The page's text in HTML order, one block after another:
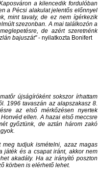
a kilencedik fordulóban
a Pécsi alakulat jelentős előnnyel
mint tavaly, de ez nem ígérkezik
szezonban. A mai találkozón a
de azért szeretnénk
bajuszát - nyilatkozta Bonifert
újságíróként sokszor írhattam
1996 tavaszán az alapszakasz 8.
az első mérkőzésen nyertek
ellen. A hazai első meccsre
győztünk, de aztán három zakó
tudjuk ismételni, azaz magas
játék és a csapat iránt, akkor nem
akadály. Ha az irányító poszton
körben is elérhető lehet.